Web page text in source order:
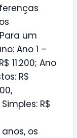
um
Ano 1 –
11.200; Ano
R$
R$
os